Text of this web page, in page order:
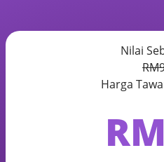
Nilai
Harga